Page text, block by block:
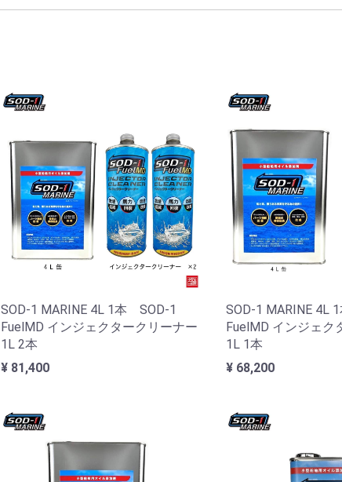
SOD-1 MARINE 4L 1本 SOD-1
FuelMD インジェクタークリーナー
1L 2本
¥ 81,400
SOD-1 MARINE 4L
FuelMD インジェク
1L 1本
¥ 68,200